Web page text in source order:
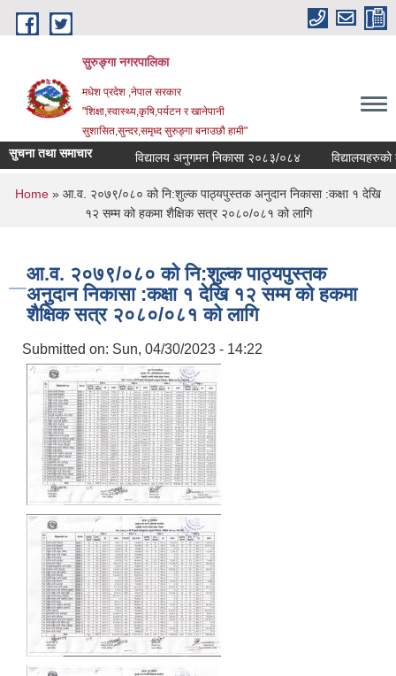
Skip to main content
सुरुङ्‍गा नगरपालिका
मधेश प्रदेश ,नेपाल सरकार
"शिक्षा,स्वास्थ्य,कृषि,पर्यटन र खानेपानी
सुशासित,सुन्दर,समृध्द सुरुङ्गा बनाउछौ हामी"
सुचना तथा समाचार विद्यालय अनुगमन निकासा २०८३/०८४ विद्यालयहरुको
You are here
Home » आ.व. २०७९/०८० को नि:शुल्क पाठ्यपुस्तक अनुदान निकासा :कक्षा १ देखि
१२ सम्म को हकमा शैक्षिक सत्र २०८०/०८१ को लागि
आ.व. २०७९/०८० को नि:शुल्क पाठ्यपुस्तक
अनुदान निकासा :कक्षा १ देखि १२ सम्म को हकमा
शैक्षिक सत्र २०८०/०८१ को लागि
Submitted on: Sun, 04/30/2023 - 14:22